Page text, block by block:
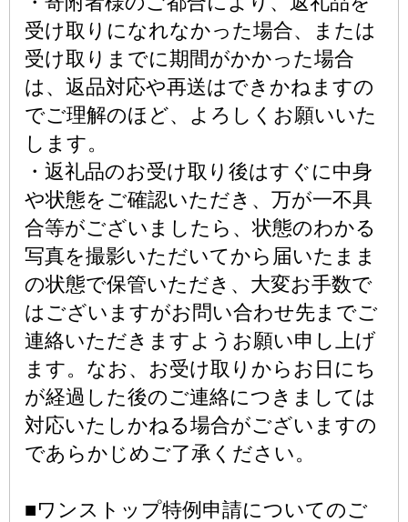
受け取りになれなかった場合、または
受け取りまでに期間がかかった場合
は、返品対応や再送はできかねますの
でご理解のほど、よろしくお願いいた
します。
・返礼品のお受け取り後はすぐに中身
や状態をご確認いただき、万が一不具
合等がございましたら、状態のわかる
写真を撮影いただいてから届いたまま
の状態で保管いただき、大変お手数で
はございますがお問い合わせ先までご
連絡いただきますようお願い申し上げ
ます。なお、お受け取りからお日にち
が経過した後のご連絡につきましては
対応いたしかねる場合がございますの
であらかじめご了承ください。
■ワンストップ特例申請についてのご